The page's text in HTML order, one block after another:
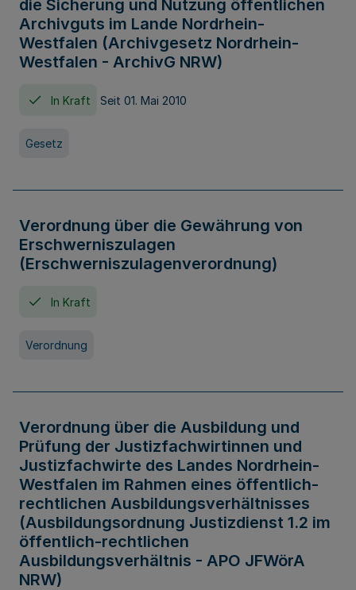
die Sicherung und Nutzung öffentlichen
Archivguts im Lande Nordrhein-
Westfalen (Archivgesetz Nordrhein-
Westfalen - ArchivG NRW)
In Kraft Seit 01. Mai 2010
Gesetz
Verordnung über die Gewährung von
Erschwerniszulagen
(Erschwerniszulagenverordnung)
In Kraft
Verordnung
Verordnung über die Ausbildung und
Prüfung der Justizfachwirtinnen und
Justizfachwirte des Landes Nordrhein-
Westfalen im Rahmen eines öffentlich-
rechtlichen Ausbildungsverhältnisses
(Ausbildungsordnung Justizdienst 1.2 im
öffentlich-rechtlichen
Ausbildungsverhältnis - APO JFWörA
NRW)